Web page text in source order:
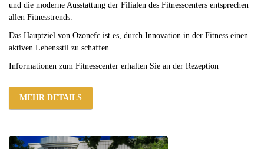
und die moderne Ausstattung der Filialen des Fitnesscenters entsprechen
allen Fitnesstrends.
Das Hauptziel von Ozonefc ist es, durch Innovation in der Fitness einen
aktiven Lebensstil zu schaffen.
Informationen zum Fitnesscenter erhalten Sie an der Rezeption
MEHR DETAILS